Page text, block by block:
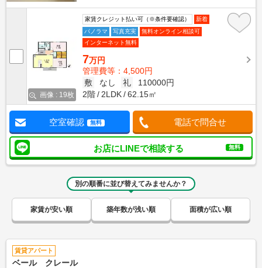
画像 : 19枚
家賃クレジット払い可（※条件要確認）
新着
パノラマ
写真充実
無料オンライン相談可
インターネット無料
7万円
管理費等：4,500円
敷
なし 礼
110000円
2階
2LDK 62.15㎡
空室確認 無料 電話で問合せ
お店にLINEで相談する 無料
別の順番に並び替えてみませんか？
家賃が安い順 築年数が浅い順 面積が広い順
賃貸アパート
ベール クレール